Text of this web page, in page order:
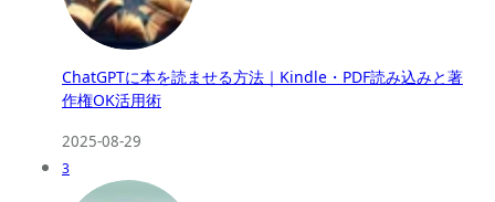
ChatGPTに本を読ませる方法｜Kindle・PDF読み込みと著
作権OK活用術
2025-08-29
3